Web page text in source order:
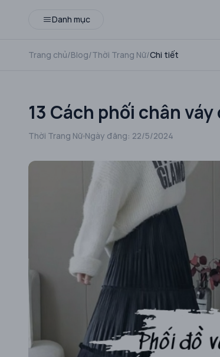
Danh mục
Trang chủ/Blog/Thời Trang Nữ/Chi tiết
13 Cách phối chân
Thời Trang Nữ Ngày đăng: 22/5/2024